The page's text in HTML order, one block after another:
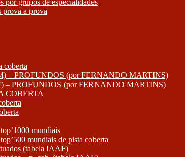
prova a prova
coberta
– PROFUNDOS (por FERNANDO MARTINS)
– PROFUNDOS (por FERNANDO MARTINS)
COBERTA
mundiais
mundiais de pista coberta
(tabela IAAF)